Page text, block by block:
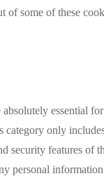
of some of these
absolutely essential
only
security features of
personal